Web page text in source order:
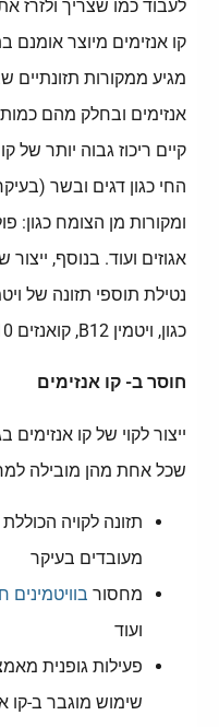
לעבוד כמו שצריך ולזרז
קו אנזימים מיוצר אומנם
מגיע ממקורות
אנזימים ובחלק מהם
קיים ריכוז גבוה יותר של
החי כגון דגים ובשר
ומקורות מן הצומח כגון:
אגוזים ועוד. בנוסף,
נטילת תוספי תזונה של
כגון, ויטמין B12, קואנזים Q10, ויטמין C ועוד.
חוסר ב- קו אנזימים
ייצור לקוי של קו
שכל אחת מהן מובילה
תזונה לקויה
מעובדים בעיקר
מחסור בוויטמינים
ועוד
פעילות גופנית
שימוש מוגבר ב-קו